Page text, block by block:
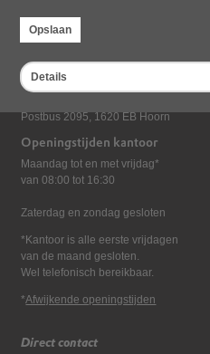
Opslaan
Details
Bezoekadres
Dampten 2, 1624 NR Hoorn
Postadres
Postbus 2095, 1620 EB Hoorn
Openingstijden kantoor
Maandag tot en met vrijdag*
van 08:00 tot 16:30
Zaterdag en zondag gesloten
*Kantoor is alle eerste vrijdagen
van de maand gesloten.
Wel telefonisch bereikbaar.
*Afwijkende openingstijden
Direct contact